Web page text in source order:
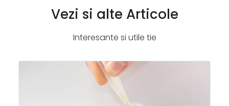
Vezi si alte Articole
Interesante si utile tie